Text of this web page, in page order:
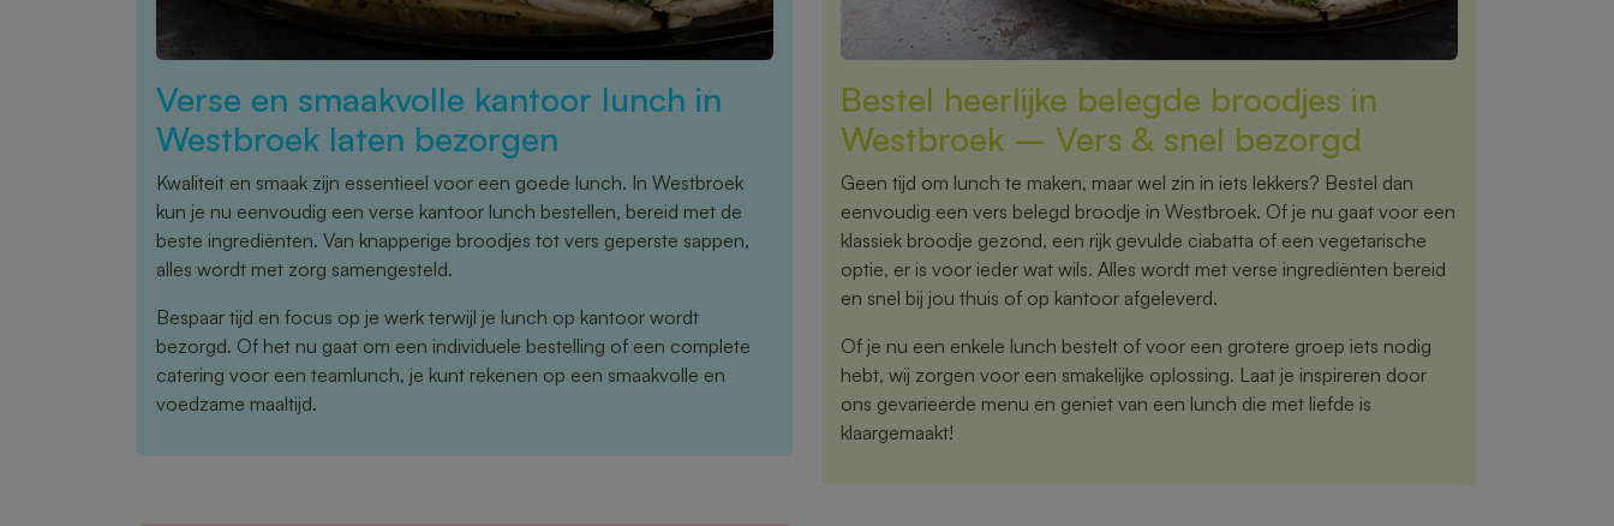
Verse en smaakvolle kantoor lunch in
Westbroek laten bezorgen
Kwaliteit en smaak zijn essentieel voor een goede lunch. In Westbroek
kun je nu eenvoudig een verse kantoor lunch bestellen, bereid met de
beste ingrediënten. Van knapperige broodjes tot vers geperste sappen,
alles wordt met zorg samengesteld.
Bespaar tijd en focus op je werk terwijl je lunch op kantoor wordt
bezorgd. Of het nu gaat om een individuele bestelling of een complete
catering voor een teamlunch, je kunt rekenen op een smaakvolle en
voedzame maaltijd.
Bestel heerlijke belegde broodjes in
Westbroek – Vers & snel bezorgd
Geen tijd om lunch te maken, maar wel zin in iets lekkers? Bestel dan
eenvoudig een vers belegd broodje in Westbroek. Of je nu gaat voor een
klassiek broodje gezond, een rijk gevulde ciabatta of een vegetarische
optie, er is voor ieder wat wils. Alles wordt met verse ingrediënten bereid
en snel bij jou thuis of op kantoor afgeleverd.
Of je nu een enkele lunch bestelt of voor een grotere groep iets nodig
hebt, wij zorgen voor een smakelijke oplossing. Laat je inspireren door
ons gevarieerde menu en geniet van een lunch die met liefde is
klaargemaakt!